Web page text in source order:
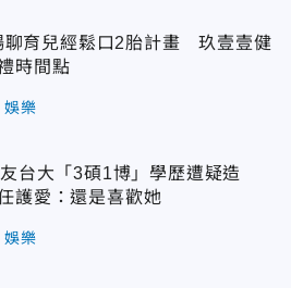
聊育兒經鬆口2胎計畫 玖壹壹健
時間點
娛樂
台大「3碩1博」學歷遭疑造
護愛：還是喜歡她
娛樂